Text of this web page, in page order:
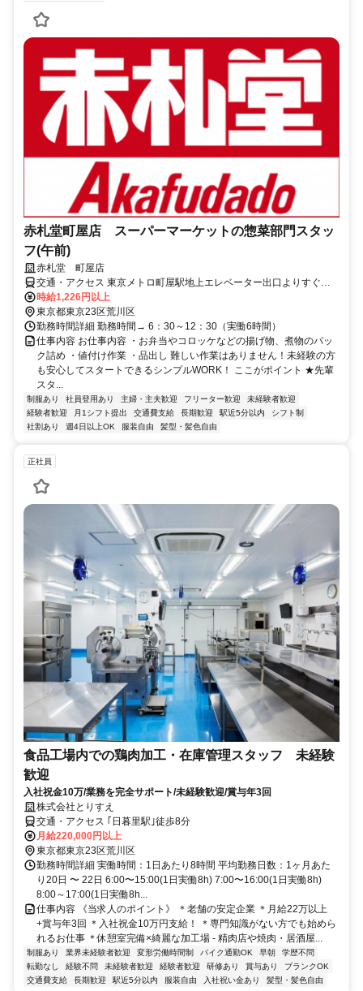
赤札堂町屋店 スーパーマーケットの惣菜部門スタッ
フ(午前)
赤札堂 町屋店
交通・アクセス 東京メトロ町屋駅地上エレベーター出口よりすぐ、
京成町屋駅より徒歩3分
時給1,226円以上
東京都東京23区荒川区
勤務時間詳細 勤務時間→ 6：30～12：30（実働6時間）
仕事内容 お仕事内容 ・お弁当やコロッケなどの揚げ物、煮物のパッ
ク詰め ・値付け作業 ・品出し 難しい作業はありません！未経験の方
も安心してスタートできるシンプルWORK！ ここがポイント ★先輩
スタ...
制服あり 社員登用あり 主婦・主夫歓迎 フリーター歓迎
未経験者歓迎
経験者歓迎
月1シフト提出 交通費支給 長期歓迎 駅近5分以内
シフト制
社割あり
週4日以上OK 服装自由 髪型・髪色自由
正社員
食品工場内での鶏肉加工・在庫管理スタッフ 未経験
歓迎
入社祝金10万/業務を完全サポート/未経験歓迎/賞与年3回
株式会社とりすえ
交通・アクセス ｢日暮里駅｣徒歩8分
月給220,000円以上
東京都東京23区荒川区
勤務時間詳細 実働時間：1日あたり8時間 平均勤務日数：1ヶ月あた
り20日 〜 22日 6:00〜15:00(1日実働8h) 7:00〜16:00(1日実働8h)
8:00～17:00(1日実働8h...
仕事内容 《当求人のポイント》 ＊老舗の安定企業 ＊月給22万以上
+賞与年3回 ＊入社祝金10万円支給！ ＊専門知識がない方でも始めら
れるお仕事 ＊休憩室完備×綺麗な加工場 - 精肉店や焼肉・居酒屋...
制服あり 業界未経験者歓迎 変形労働時間制 バイク通勤OK 早朝
学歴不問
転勤なし
経験不問 未経験者歓迎 経験者歓迎 研修あり 賞与あり
ブランクOK
交通費支給
長期歓迎 駅近5分以内 服装自由 入社祝い金あり 髪型・髪色自由